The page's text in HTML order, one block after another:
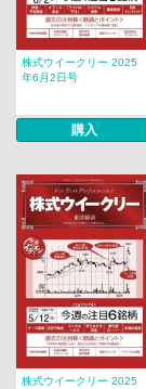
株式ウイークリー 2025
年6月2日号
購入
株式ウイークリー 2025